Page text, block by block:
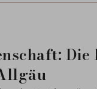
Die